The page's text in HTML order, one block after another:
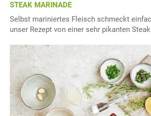
STEAK MARINADE
Selbst mariniertes Fleisch schmeckt
unser Rezept von einer sehr pikanten